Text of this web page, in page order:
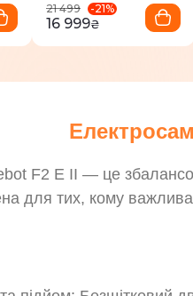
21 499
-21%
16 999₴
F2 E II — це
для тих, кому важлива